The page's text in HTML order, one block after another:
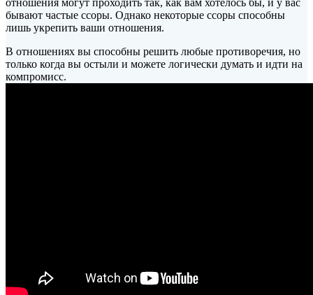
бывают частые ссоры. Однако некоторые ссоры способны
лишь укрепить ваши отношения.
В отношениях вы способны решить любые противоречия, но
только когда вы остыли и можете логически думать и идти на
компромисс.